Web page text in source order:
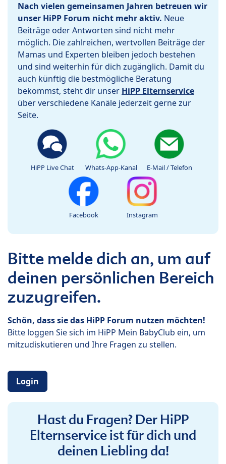
Nach vielen gemeinsamen Jahren betreuen wir
unser HiPP Forum nicht mehr aktiv. Neue
Beiträge oder Antworten sind nicht mehr
möglich. Die zahlreichen, wertvollen Beiträge der
Mamas und Experten bleiben jedoch bestehen
und sind weiterhin für dich zugänglich. Damit du
auch künftig die bestmögliche Beratung
bekommst, steht dir unser HiPP Elternservice
über verschiedene Kanäle jederzeit gerne zur
Seite.
HiPP Live Chat Whats-App-Kanal E-Mail / Telefon
Facebook Instagram
Bitte melde dich an, um auf
deinen persönlichen Bereich
zuzugreifen.
Schön, dass sie das HiPP Forum nutzen möchten!
Bitte loggen Sie sich im HiPP Mein BabyClub ein, um
mitzudiskutieren und Ihre Fragen zu stellen.
Login
Hast du Fragen? Der HiPP
Elternservice ist für dich und
deinen Liebling da!